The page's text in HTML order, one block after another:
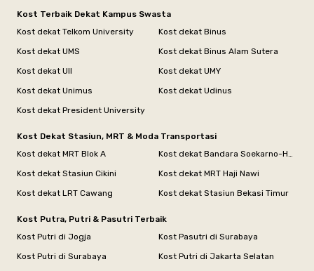
Kost Terbaik Dekat Kampus Swasta
Kost dekat Telkom University
Kost dekat Binus
Kost dekat UMS
Kost dekat Binus Alam Sutera
Kost dekat UII
Kost dekat UMY
Kost dekat Unimus
Kost dekat Udinus
Kost dekat President University
Kost Dekat Stasiun, MRT & Moda Transportasi
Kost dekat MRT Blok A
Kost dekat Bandara Soekarno-Hatta
Kost dekat Stasiun Cikini
Kost dekat MRT Haji Nawi
Kost dekat LRT Cawang
Kost dekat Stasiun Bekasi Timur
Kost Putra, Putri & Pasutri Terbaik
Kost Putri di Jogja
Kost Pasutri di Surabaya
Kost Putri di Surabaya
Kost Putri di Jakarta Selatan